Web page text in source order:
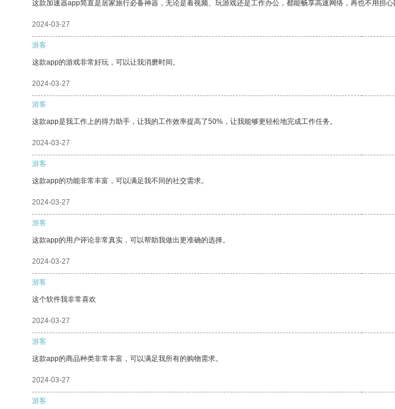
这款加速器app简直是居家旅行必备神器，无论是看视频、玩游戏还是工作办公，都能畅享高速网络，再也不用担
2024-03-27
游客
这款app的游戏非常好玩，可以让我消磨时间。
2024-03-27
游客
这款app是我工作上的得力助手，让我的工作效率提高了50%，让我能够更轻松地完成工作任务。
2024-03-27
游客
这款app的功能非常丰富，可以满足我不同的社交需求。
2024-03-27
游客
这款app的用户评论非常真实，可以帮助我做出更准确的选择。
2024-03-27
游客
这个软件我非常喜欢
2024-03-27
游客
这款app的商品种类非常丰富，可以满足我所有的购物需求。
2024-03-27
游客